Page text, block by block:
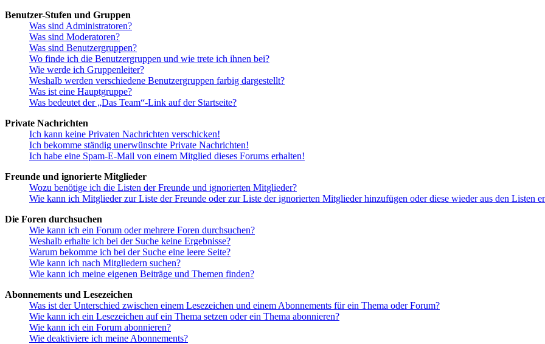
Benutzer-Stufen und Gruppen
Was sind Administratoren?
Was sind Moderatoren?
Was sind Benutzergruppen?
Wo finde ich die Benutzergruppen und wie trete ich ihnen bei?
Wie werde ich Gruppenleiter?
Weshalb werden verschiedene Benutzergruppen farbig dargestellt?
Was ist eine Hauptgruppe?
Was bedeutet der „Das Team“-Link auf der Startseite?
Private Nachrichten
Ich kann keine Privaten Nachrichten verschicken!
Ich bekomme ständig unerwünschte Private Nachrichten!
Ich habe eine Spam-E-Mail von einem Mitglied dieses Forums erhalten!
Freunde und ignorierte Mitglieder
Wozu benötige ich die Listen der Freunde und ignorierten Mitglieder?
Wie kann ich Mitglieder zur Liste der Freunde oder zur Liste der ignorierten Mitglieder hinzufügen oder diese wieder aus den Listen
Die Foren durchsuchen
Wie kann ich ein Forum oder mehrere Foren durchsuchen?
Weshalb erhalte ich bei der Suche keine Ergebnisse?
Warum bekomme ich bei der Suche eine leere Seite?
Wie kann ich nach Mitgliedern suchen?
Wie kann ich meine eigenen Beiträge und Themen finden?
Abonnements und Lesezeichen
Was ist der Unterschied zwischen einem Lesezeichen und einem Abonnements für ein Thema oder Forum?
Wie kann ich ein Lesezeichen auf ein Thema setzen oder ein Thema abonnieren?
Wie kann ich ein Forum abonnieren?
Wie deaktiviere ich meine Abonnements?